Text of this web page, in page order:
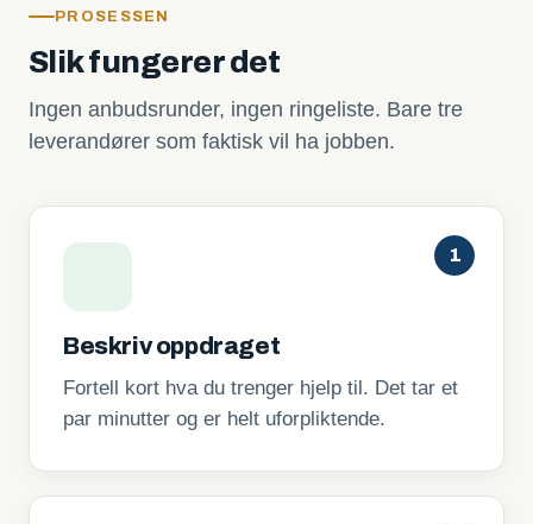
PROSESSEN
Slik fungerer det
Ingen anbudsrunder, ingen ringeliste. Bare tre
leverandører som faktisk vil ha jobben.
1
Beskriv oppdraget
Fortell kort hva du trenger hjelp til. Det tar et
par minutter og er helt uforpliktende.